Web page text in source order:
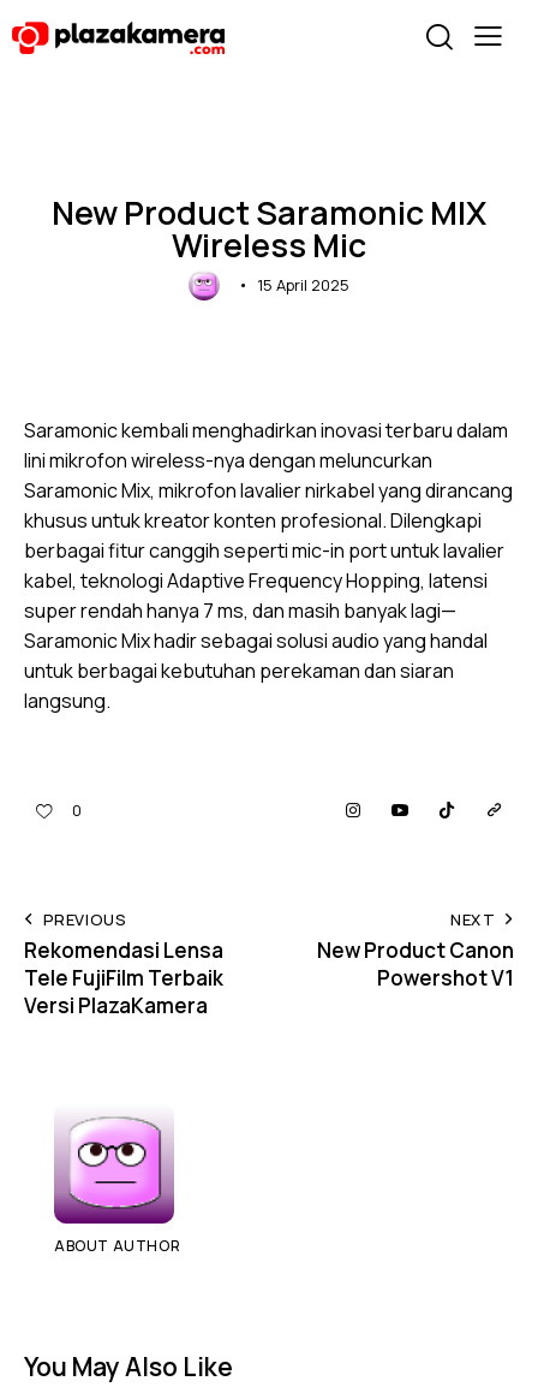
New Product Saramonic MIX
Wireless Mic
15 April 2025
Saramonic kembali menghadirkan inovasi terbaru dalam
lini mikrofon wireless-nya dengan meluncurkan
Saramonic Mix, mikrofon lavalier nirkabel yang dirancang
khusus untuk kreator konten profesional. Dilengkapi
berbagai fitur canggih seperti mic-in port untuk lavalier
kabel, teknologi Adaptive Frequency Hopping, latensi
super rendah hanya 7 ms, dan masih banyak lagi—
Saramonic Mix hadir sebagai solusi audio yang handal
untuk berbagai kebutuhan perekaman dan siaran
langsung.
0
PREVIOUS
Rekomendasi Lensa
Tele FujiFilm Terbaik
Versi PlazaKamera
NEXT
New Product Canon
Powershot V1
ABOUT AUTHOR
You May Also Like